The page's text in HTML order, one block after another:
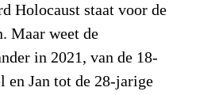
Holocaust staat voor de
Maar weet de
in 2021, van de 18-
en Jan tot de 28-jarige